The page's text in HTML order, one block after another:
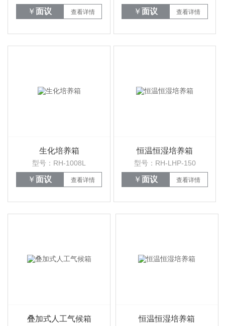
￥面议 查看详情 ￥面议 查看详情
生化培养箱
型号：RH-1008L
￥面议 查看详情
恒温恒湿培养箱
型号：RH-LHP-150
￥面议 查看详情
叠加式人工气候箱 恒温恒湿培养箱